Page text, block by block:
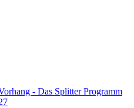
- Das Splitter Programm